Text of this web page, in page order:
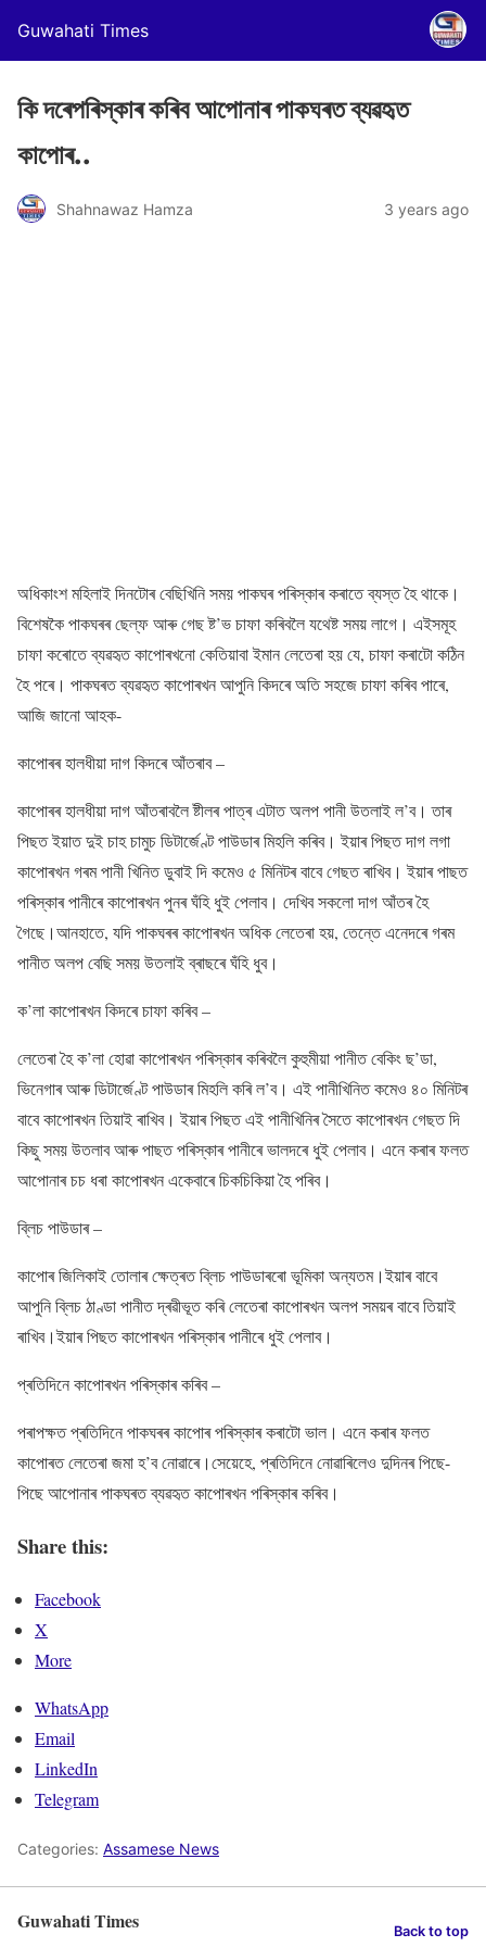
Guwahati Times
কি দৰেপৰিস্কাৰ কৰিব আপোনাৰ পাকঘৰত ব্যৱহৃত
কাপোৰ..
Shahnawaz Hamza 3 years ago
অধিকাংশ মহিলাই দিনটোৰ বেছিখিনি সময় পাকঘৰ পৰিস্কাৰ কৰাতে ব্যস্ত হৈ থাকে।
বিশেষকৈ পাকঘৰৰ ছেল্ফ আৰু গেছ ষ্ট’ভ চাফা কৰিবলৈ যথেষ্ট সময় লাগে। এইসমূহ
চাফা কৰোতে ব্যৱহৃত কাপোৰখনো কেতিয়াবা ইমান লেতেৰা হয় যে, চাফা কৰাটো কঠিন
হৈ পৰে। পাকঘৰত ব্যৱহৃত কাপোৰখন আপুনি কিদৰে অতি সহজে চাফা কৰিব পাৰে,
আজি জানো আহক-
কাপোৰৰ হালধীয়া দাগ কিদৰে আঁতৰাব –
কাপোৰৰ হালধীয়া দাগ আঁতৰাবলৈ ষ্টীলৰ পাত্ৰ এটাত অলপ পানী উতলাই ল’ব। তাৰ
পিছত ইয়াত দুই চাহ চামুচ ডিটাৰ্জেণ্ট পাউডাৰ মিহলি কৰিব। ইয়াৰ পিছত দাগ লগা
কাপোৰখন গৰম পানী খিনিত ডুবাই দি কমেও ৫ মিনিটৰ বাবে গেছত ৰাখিব। ইয়াৰ পাছত
পৰিস্কাৰ পানীৰে কাপোৰখন পুনৰ ঘঁহি ধুই পেলাব। দেখিব সকলো দাগ আঁতৰ হৈ
গৈছে।আনহাতে, যদি পাকঘৰৰ কাপোৰখন অধিক লেতেৰা হয়, তেন্তে এনেদৰে গৰম
পানীত অলপ বেছি সময় উতলাই ব্ৰাছৰে ঘঁহি ধুব।
ক’লা কাপোৰখন কিদৰে চাফা কৰিব –
লেতেৰা হৈ ক’লা হোৱা কাপোৰখন পৰিস্কাৰ কৰিবলৈ কুহুমীয়া পানীত বেকিং ছ’ডা,
ভিনেগাৰ আৰু ডিটাৰ্জেণ্ট পাউডাৰ মিহলি কৰি ল’ব। এই পানীখিনিত কমেও ৪০ মিনিটৰ
বাবে কাপোৰখন তিয়াই ৰাখিব। ইয়াৰ পিছত এই পানীখিনিৰ সৈতে কাপোৰখন গেছত দি
কিছু সময় উতলাব আৰু পাছত পৰিস্কাৰ পানীৰে ভালদৰে ধুই পেলাব। এনে কৰাৰ ফলত
আপোনাৰ চচ ধৰা কাপোৰখন একেবাৰে চিকচিকিয়া হৈ পৰিব।
ব্লিচ পাউডাৰ –
কাপোৰ জিলিকাই তোলাৰ ক্ষেত্ৰত ব্লিচ পাউডাৰৰো ভূমিকা অন্যতম।ইয়াৰ বাবে
আপুনি ব্লিচ ঠাণ্ডা পানীত দ্ৰৱীভূত কৰি লেতেৰা কাপোৰখন অলপ সময়ৰ বাবে তিয়াই
ৰাখিব।ইয়াৰ পিছত কাপোৰখন পৰিস্কাৰ পানীৰে ধুই পেলাব।
প্ৰতিদিনে কাপোৰখন পৰিস্কাৰ কৰিব –
পৰাপক্ষত প্ৰতিদিনে পাকঘৰৰ কাপোৰ পৰিস্কাৰ কৰাটো ভাল। এনে কৰাৰ ফলত
কাপোৰত লেতেৰা জমা হ’ব নোৱাৰে।সেয়েহে, প্ৰতিদিনে নোৱাৰিলেও দুদিনৰ পিছে-
পিছে আপোনাৰ পাকঘৰত ব্যৱহৃত কাপোৰখন পৰিস্কাৰ কৰিব।
Share this:
Facebook
X
More
WhatsApp
Email
LinkedIn
Telegram
Categories: Assamese News
Guwahati Times Back to top